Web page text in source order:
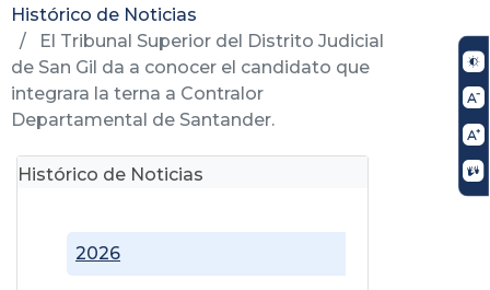
Histórico de Noticias
El Tribunal Superior del Distrito Judicial
de San Gil da a conocer el candidato que
integrara la terna a Contralor
Departamental de Santander.
Histórico de Noticias
2026